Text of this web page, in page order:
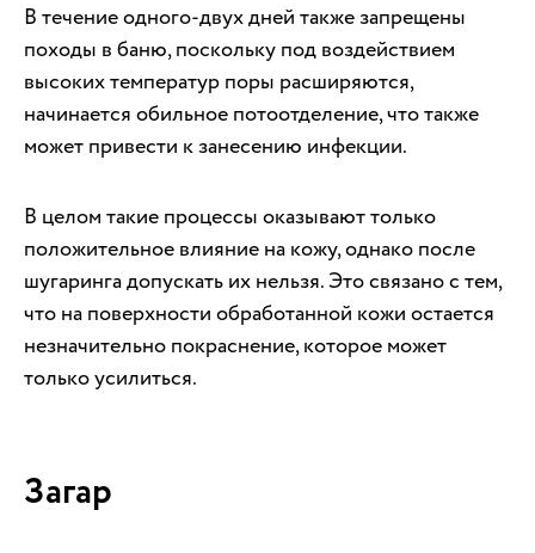
В течение одного-двух дней также запрещены
походы в баню, поскольку под воздействием
высоких температур поры расширяются,
начинается обильное потоотделение, что также
может привести к занесению инфекции.
В целом такие процессы оказывают только
положительное влияние на кожу, однако после
шугаринга допускать их нельзя. Это связано с тем,
что на поверхности обработанной кожи остается
незначительно покраснение, которое может
только усилиться.
Загар